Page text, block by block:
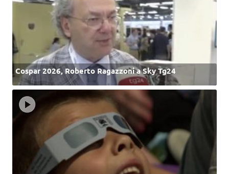
Cospar 2026, Roberto Ragazzoni a Sky Tg24